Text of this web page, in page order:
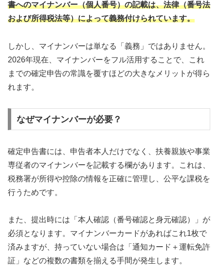
書へのマイナンバー（個人番号）の記載は、法律（番号法
および所得税法等）によって義務付けられています。
しかし、マイナンバーは単なる「義務」ではありません。
2026年現在、マイナンバーをフル活用することで、これ
までの確定申告の常識を覆すほどの大きなメリットが得ら
れます。
なぜマイナンバーが必要？
確定申告書には、申告者本人だけでなく、扶養親族や事業
専従者のマイナンバーを記載する欄があります。これは、
税務署が所得や控除の情報を正確に管理し、公平な課税を
行うためです。
また、提出時には「本人確認（番号確認と身元確認）」が
必須となります。マイナンバーカードがあればこれ1枚で
済みますが、持っていない場合は「通知カード＋運転免許
証」などの複数の書類を揃える手間が発生します。